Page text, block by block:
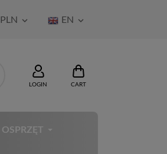
PLN  EN 
LOGIN CART
OSPRZĘT